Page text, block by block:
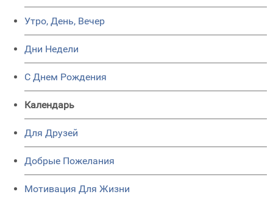
Утро, День, Вечер
Дни Недели
C Днем Рождения
Календарь
Для Друзей
Добрые Пожелания
Мотивация Для Жизни